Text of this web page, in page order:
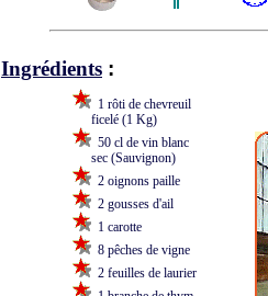
Ingrédients :
1 rôti de chevreuil
ficelé (1 Kg)
50 cl de vin blanc
sec (Sauvignon)
2 oignons paille
2 gousses d'ail
1 carotte
8 pêches de vigne
2 feuilles de laurier